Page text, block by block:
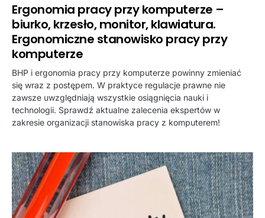
Ergonomia pracy przy komputerze –
biurko, krzesło, monitor, klawiatura.
Ergonomiczne stanowisko pracy przy
komputerze
BHP i ergonomia pracy przy komputerze powinny zmieniać
się wraz z postępem. W praktyce regulacje prawne nie
zawsze uwzględniają wszystkie osiągnięcia nauki i
technologii. Sprawdź aktualne zalecenia ekspertów w
zakresie organizacji stanowiska pracy z komputerem!